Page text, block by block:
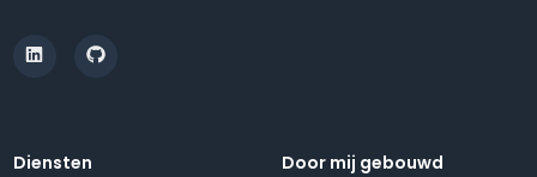
Diensten Door mij gebouwd